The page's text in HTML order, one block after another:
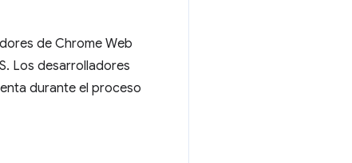
de Chrome Web
Los desarrolladores
durante el proceso